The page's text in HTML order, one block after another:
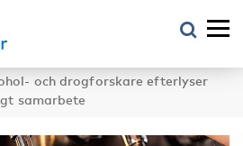
och drogforskare efterlyser
samarbete